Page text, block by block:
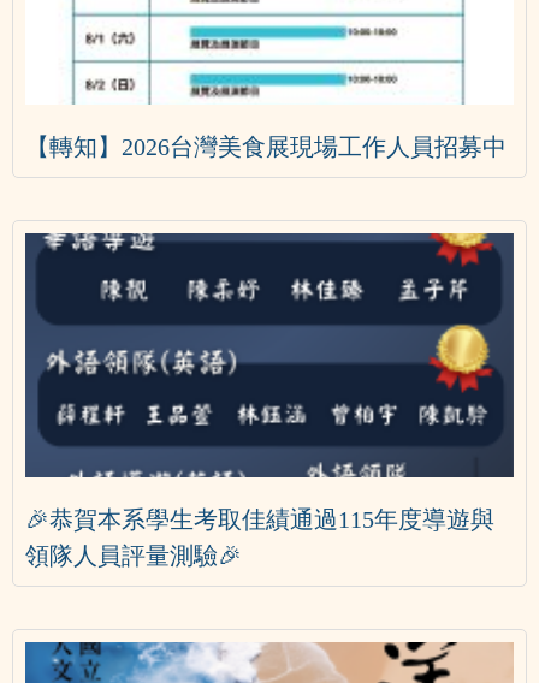
【轉知】2026台灣美食展現場工作人員招募中
🎉恭賀本系學生考取佳績通過115年度導遊與
領隊人員評量測驗🎉